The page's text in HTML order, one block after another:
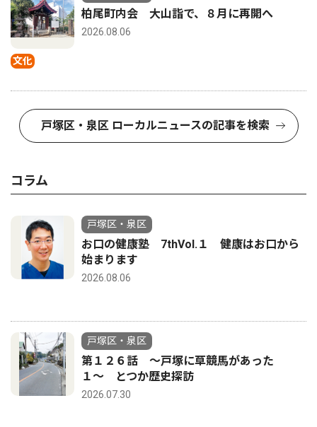
文化
柏尾町内会 大山詣で、８月に再開へ
2026.08.06
戸塚区・泉区 ローカルニュースの記事を検索
コラム
戸塚区・泉区
お口の健康塾 7thVol.１ 健康はお口から
始まります
2026.08.06
戸塚区・泉区
第１２６話 〜戸塚に草競馬があった
１〜 とつか歴史探訪
2026.07.30